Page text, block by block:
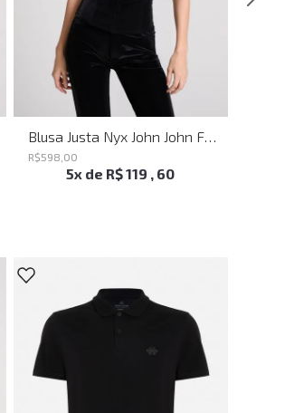
Blusa Justa Nyx John John Feminina
R$598 00
5x de R$119 , 60